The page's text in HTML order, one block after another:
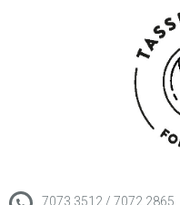
7073 3512 / 7072 2865